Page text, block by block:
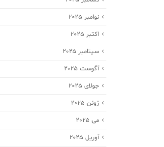
نوامبر 2025
اکتبر 2025
سپتامبر 2025
آگوست 2025
جولای 2025
ژوئن 2025
می 2025
آوریل 2025